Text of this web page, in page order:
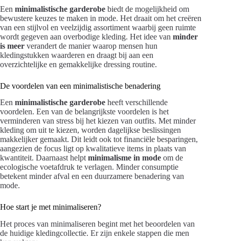
Een minimalistische garderobe biedt de mogelijkheid om
bewustere keuzes te maken in mode. Het draait om het creëren
van een stijlvol en veelzijdig assortiment waarbij geen ruimte
wordt gegeven aan overbodige kleding. Het idee van minder
is meer verandert de manier waarop mensen hun
kledingstukken waarderen en draagt bij aan een
overzichtelijke en gemakkelijke dressing routine.
De voordelen van een minimalistische benadering
Een minimalistische garderobe heeft verschillende
voordelen. Een van de belangrijkste voordelen is het
verminderen van stress bij het kiezen van outfits. Met minder
kleding om uit te kiezen, worden dagelijkse beslissingen
makkelijker gemaakt. Dit leidt ook tot financiële besparingen,
aangezien de focus ligt op kwalitatieve items in plaats van
kwantiteit. Daarnaast helpt minimalisme in mode om de
ecologische voetafdruk te verlagen. Minder consumptie
betekent minder afval en een duurzamere benadering van
mode.
Hoe start je met minimaliseren?
Het proces van minimaliseren begint met het beoordelen van
de huidige kledingcollectie. Er zijn enkele stappen die men